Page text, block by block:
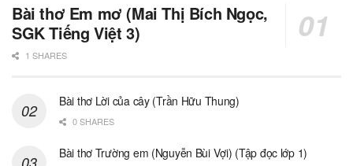
Bài thơ Em mơ (Mai Thị Bích Ngọc,
SGK Tiếng Việt 3)
1 SHARES
Bài thơ Lời của cây (Trần Hữu Thung)
0 SHARES
Bài thơ Trường em (Nguyễn Bùi Vợi) (Tập đọc lớp 1)